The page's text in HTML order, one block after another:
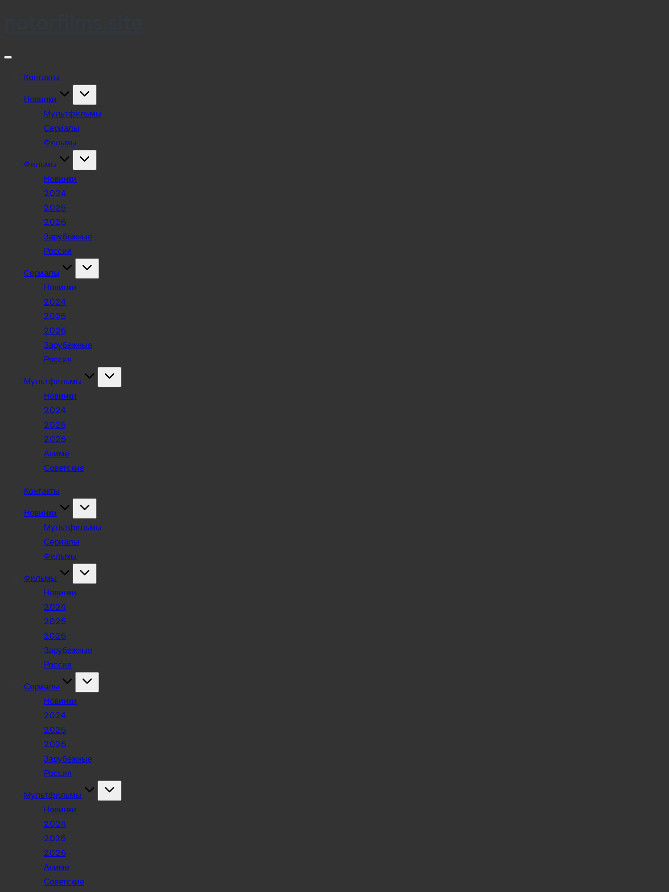
Контакты
Новинки
Мультфильмы
Сериалы
Фильмы
Фильмы
Новинки
2024
2025
2026
Зарубежные
Россия
Сериалы
Новинки
2024
2025
2026
Зарубежные
Россия
Мультфильмы
Новинки
2024
2025
2026
Аниме
Советские
Контакты
Новинки
Мультфильмы
Сериалы
Фильмы
Фильмы
Новинки
2024
2025
2026
Зарубежные
Россия
Сериалы
Новинки
2024
2025
2026
Зарубежные
Россия
Мультфильмы
Новинки
2024
2025
2026
Аниме
Советские